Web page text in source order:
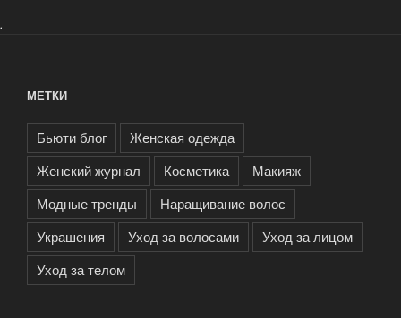
.
МЕТКИ
Бьюти блог
Женская одежда
Женский журнал
Косметика
Макияж
Модные тренды
Наращивание волос
Украшения
Уход за волосами
Уход за лицом
Уход за телом